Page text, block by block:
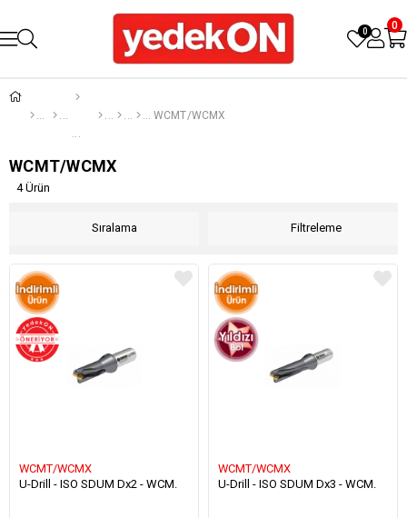
0 0
WCMT/WCMX
WCMT/WCMX
Filtreleme
Sıralama
4 Ürün
WCMT/WCMX
U-Drill - ISO SDUM Dx2 - WCM.
WCMT/WCMX
U-Drill - ISO SDUM Dx3 - WCM.